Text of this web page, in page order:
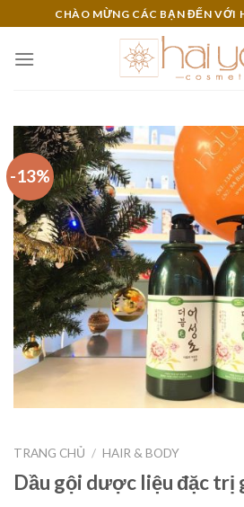
content
CHÀO MỪNG CÁC BẠN ĐẾN VỚI
-13%
TRANG CHỦ / HAIR & BODY
Dầu gội dược liệu đặc trị